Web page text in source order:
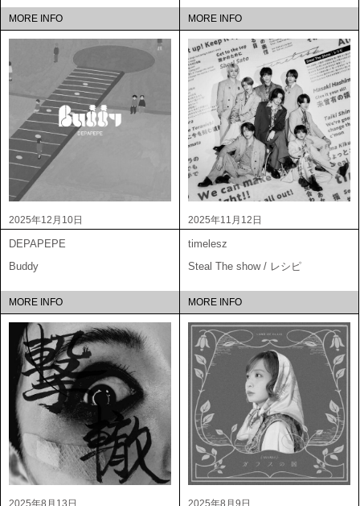
MORE INFO MORE INFO
2025年12月10日
DEPAPEPE
Buddy
MORE INFO
2025年11月12日
timelesz
Steal The show / レシピ
MORE INFO
2025年8月13日 2025年8月9日